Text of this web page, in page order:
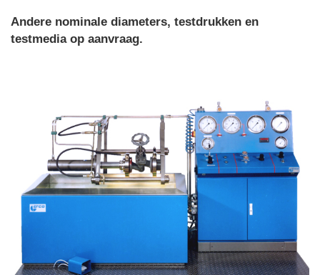
Andere nominale diameters, testdrukken en
testmedia op aanvraag.